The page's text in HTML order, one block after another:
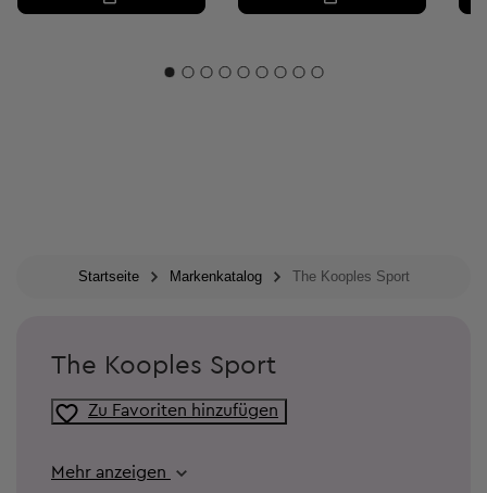
Startseite Markenkatalog The Kooples Sport
The Kooples Sport
Zu Favoriten hinzufügen
Mehr anzeigen